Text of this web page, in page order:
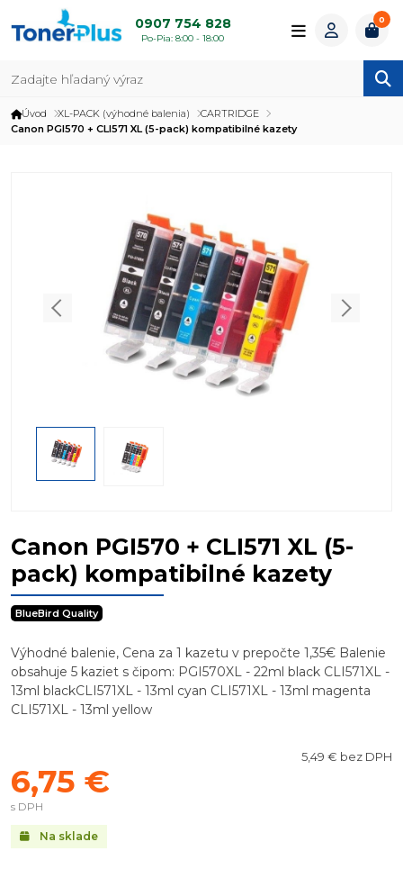
0907 754 828
Po-Pia: 8:00 - 18:00
0
Úvod XL-PACK (výhodné balenia)
CARTRIDGE
Canon PGI570 + CLI571 XL (5-pack) kompatibilné kazety
Canon PGI570 + CLI571 XL (5-
pack) kompatibilné kazety
BlueBird Quality
Výhodné balenie, Cena za 1 kazetu v prepočte 1,35€ Balenie
obsahuje 5 kaziet s čipom: PGI570XL - 22ml black CLI571XL -
13ml blackCLI571XL - 13ml cyan CLI571XL - 13ml magenta
CLI571XL - 13ml yellow
Na sklade
5,49 € bez DPH
6,75 €
s DPH